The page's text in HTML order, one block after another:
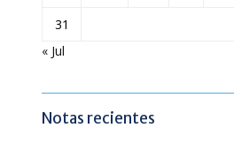
31
« Jul
Notas recientes